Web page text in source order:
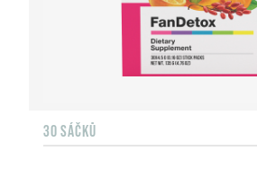
30 SÁČKŮ